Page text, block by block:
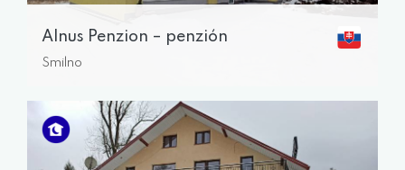
Alnus Penzion – penzión
Smilno